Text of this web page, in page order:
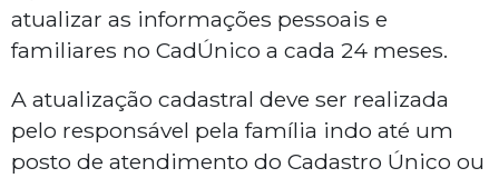
atualizar as informações pessoais e
familiares no CadÚnico a cada 24 meses.
A atualização cadastral deve ser realizada
pelo responsável pela família indo até um
posto de atendimento do Cadastro Único ou